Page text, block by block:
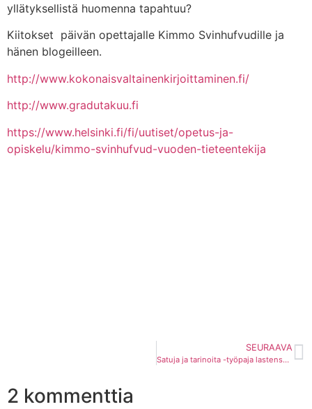
yllätyksellistä huomenna tapahtuu?
Kiitokset päivän opettajalle Kimmo Svinhufvudille ja
hänen blogeilleen.
http://www.kokonaisvaltainenkirjoittaminen.fi/
http://www.gradutakuu.fi
https://www.helsinki.fi/fi/uutiset/opetus-ja-
opiskelu/kimmo-svinhufvud-vuoden-tieteentekija
SEURAAVA
Satuja ja tarinoita -työpaja lastensuojelun sosiaalityöntekijöille
2 kommenttia